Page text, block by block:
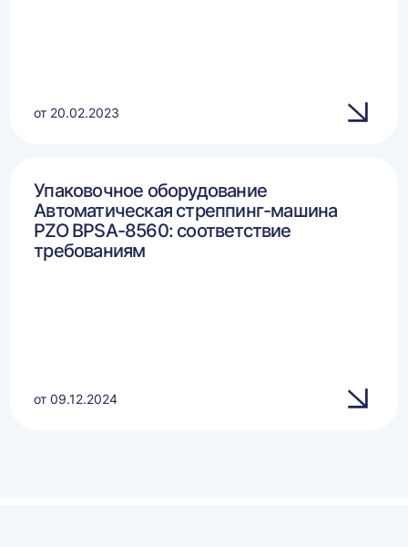
от 20.02.2023
Упаковочное оборудование
Автоматическая стреппинг-машина
PZO BPSA-8560: соответствие
требованиям
от 09.12.2024